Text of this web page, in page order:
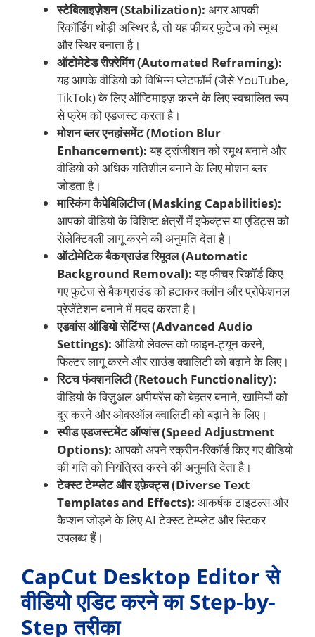
स्टेबिलाइज़ेशन (Stabilization): अगर आपकी
रिकॉर्डिंग थोड़ी अस्थिर है, तो यह फीचर फुटेज को स्मूथ
और स्थिर बनाता है।
ऑटोमेटेड रीफ़्रेमिंग (Automated Reframing):
यह आपके वीडियो को विभिन्न प्लेटफॉर्म (जैसे YouTube,
TikTok) के लिए ऑप्टिमाइज़ करने के लिए स्वचालित रूप
से फ्रेम को एडजस्ट करता है।
मोशन ब्लर एनहांसमेंट (Motion Blur
Enhancement):यह ट्रांजीशन को स्मूथ बनाने और
वीडियो को अधिक गतिशील बनाने के लिए मोशन ब्लर
जोड़ता है।
मास्किंग कैपेबिलिटीज (Masking Capabilities):
आपको वीडियो के विशिष्ट क्षेत्रों में इफेक्ट्स या एडिट्स को
सेलेक्टिवली लागू करने की अनुमति देता है।
ऑटोमेटिक बैकग्राउंड रिमूवल (Automatic
Background Removal):यह फीचर रिकॉर्ड किए
गए फुटेज से बैकग्राउंड को हटाकर क्लीन और प्रोफेशनल
प्रेजेंटेशन बनाने में मदद करता है।
एडवांस ऑडियो सेटिंग्स (Advanced Audio
Settings): ऑडियो लेवल्स को फाइन-ट्यून करने,
फिल्टर लागू करने और साउंड क्वालिटी को बढ़ाने के लिए।
रिटच फंक्शनलिटी (Retouch Functionality):
वीडियो के विज़ुअल अपीयरेंस को बेहतर बनाने, खामियों को
दूर करने और ओवरऑल क्वालिटी को बढ़ाने के लिए।
स्पीड एडजस्टमेंट ऑप्शंस (Speed Adjustment
Options): आपको अपने स्क्रीन-रिकॉर्ड किए गए वीडियो
की गति को नियंत्रित करने की अनुमति देता है।
टेक्स्ट टेम्प्लेट और इफ़ेक्ट्स (Diverse Text
Templates and Effects): आकर्षक टाइटल्स और
कैप्शन जोड़ने के लिए AI टेक्स्ट टेम्प्लेट और स्टिकर
उपलब्ध हैं।
CapCut Desktop Editor से
वीडियो एडिट करने का Step-by-
Step तरीका